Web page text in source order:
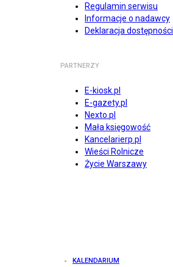
Regulamin serwisu
Informacje o nadawcy
Deklaracja dostępności
PARTNERZY
E-kiosk.pl
E-gazety.pl
Nexto.pl
Mała księgowość
Kancelarierp.pl
Wieści Rolnicze
Życie Warszawy
KALENDARIUM